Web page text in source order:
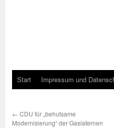
Start Impressum und
← CDU für „behutsame
Modernisierung“ der Gaslaternen